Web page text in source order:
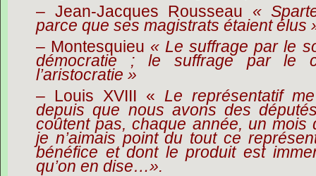
– Jean-Jacques Rousseau «
parce que ses magistrats étaient élus
– Montesquieu « Le suffrage par le
démocratie ; le suffrage par le
l’aristocratie »
– Louis XVIII « Le représentatif
depuis que nous avons des
coûtent pas, chaque année, un
je n’aimais point du tout ce
bénéfice et dont le produit est
qu’on en dise…».